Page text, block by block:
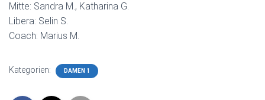
Mitte: Sandra M., Katharina G.
Libera: Selin S.
Coach: Marius M.
Kategorien: DAMEN 1